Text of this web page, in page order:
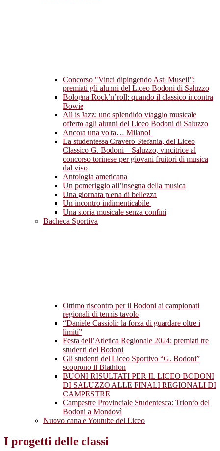
Concorso "Vinci dipingendo Asti Musei!":
premiati gli alunni del Liceo Bodoni di Saluzzo
Bologna Rock’n’roll: quando il classico incontra
Bowie
All is Jazz: uno splendido viaggio musicale
offerto agli alunni del Liceo Bodoni di Saluzzo
Ancora una volta… Milano!
La studentessa Cravero Stefania, del Liceo
Classico G. Bodoni – Saluzzo, vincitrice al
concorso torinese per giovani fruitori di musica
dal vivo
Antologia americana
Un pomeriggio all’insegna della musica
Una giornata piena di bellezza
Un incontro indimenticabile
Una storia musicale senza confini
Bacheca Sportiva
Ottimo riscontro per il Bodoni ai campionati
regionali di tennis tavolo
“Daniele Cassioli: la forza di guardare oltre i
limiti”
Festa dell’Atletica Regionale 2024: premiati tre
studenti del Bodoni
Gli studenti del Liceo Sportivo “G. Bodoni”
scoprono il Biathlon
BUONI RISULTATI PER IL LICEO BODONI
DI SALUZZO ALLE FINALI REGIONALI DI
CAMPESTRE
Campestre Provinciale Studentesca: Trionfo del
Bodoni a Mondovì
Nuovo canale Youtube del Liceo
I progetti delle classi